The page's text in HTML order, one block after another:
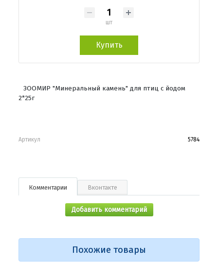
шт
Купить
ЗООМИР "Минеральный камень" для птиц с йодом
2*25г
Артикул 5784
Комментарии Вконтакте
Добавить комментарий
Похожие товары